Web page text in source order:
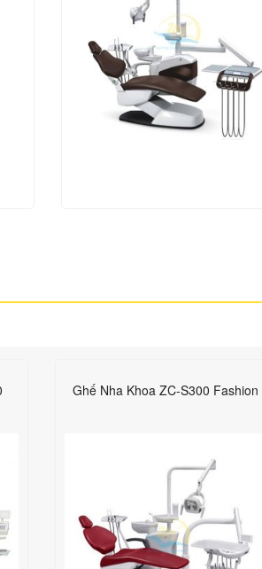
Ghế Nha Khoa ZC-S300 Fashion